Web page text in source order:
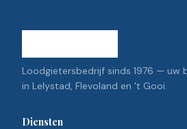
Loodgietersbedrijf sinds 1976 — uw
in Lelystad, Flevoland en 't Gooi.
Diensten